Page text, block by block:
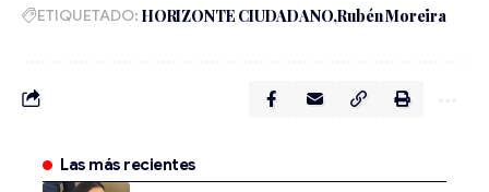
ETIQUETADO: HORIZONTE CIUDADANO Rubén Moreira
Las más recientes